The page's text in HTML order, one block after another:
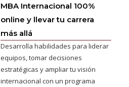
MBA Internacional 100%
online y llevar tu carrera
más allá
Desarrolla habilidades para liderar
equipos, tomar decisiones
estratégicas y ampliar tu visión
internacional con un programa